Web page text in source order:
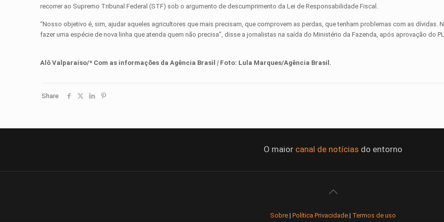
recorrer ao Supremo Tribunal Federal (STF) sob o argumento de descumprimento da Lei de Responsabilidade Fiscal.
“Nosso objetivo é, sim, ajudar aqueles agricultores que mais precisam, que comprovem as perdas, que tenham problemas com as dívidas.
fazer uma espécie de nova linha que atenda quem não precisa”, disse a jornalistas na saída do Ministério da Fazenda, após aprovação do
Alô Valparaíso/* Com as informações d aAgência Brasil | Foto: Lula Marques/Agência Brasil.
Share
O maior canal de notícias do entorno
Sobre | Política Privacidade | Termos de uso